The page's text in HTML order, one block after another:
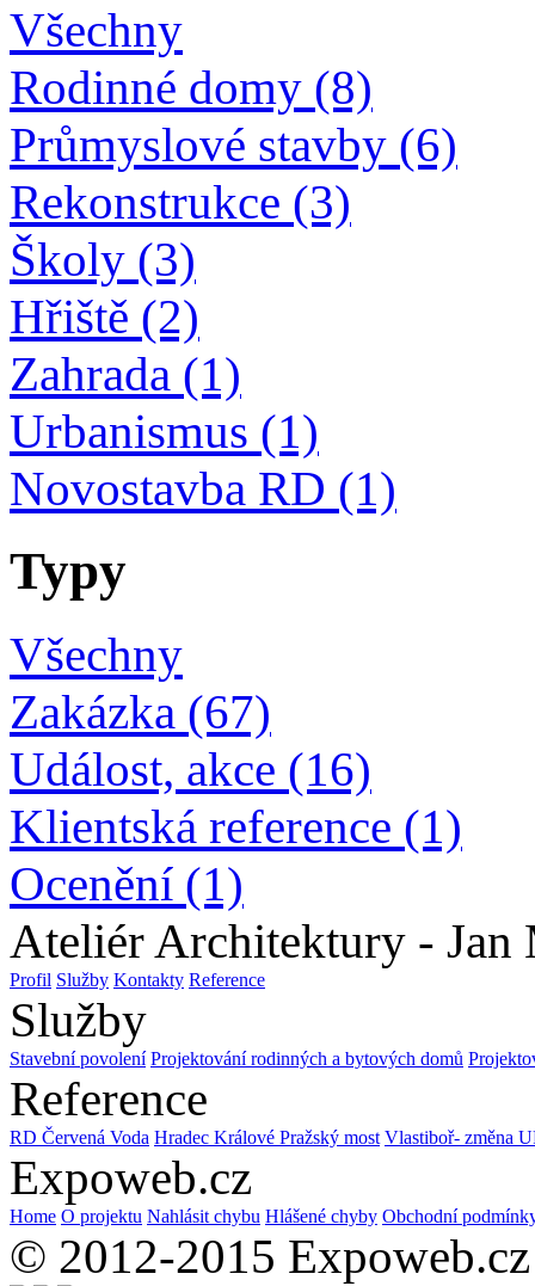
Všechny
Rodinné domy (8)
Průmyslové stavby (6)
Rekonstrukce (3)
Školy (3)
Hřiště (2)
Zahrada (1)
Urbanismus (1)
Novostavba RD (1)
Typy
Všechny
Zakázka (67)
Událost, akce (16)
Klientská reference (1)
Ocenění (1)
Ateliér Architektury - Jan
Profil Služby Kontakty Reference
Služby
Stavební povolení Projektování rodinných a bytových domů
Reference
RD Červená Voda Hradec Králové Pražský most Vlastiboř- změna
Expoweb.cz
Home O projektu Nahlásit chybu Hlášené chyby Obchodní
© 2012-2015 Expoweb.cz